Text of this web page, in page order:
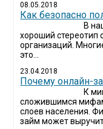
08.05.2018
Как безопасно
В
хороший стереотип
организаций.
это...
23.04.2018
Почему онлайн-
К
сложившимся
слоев населения.
займ может